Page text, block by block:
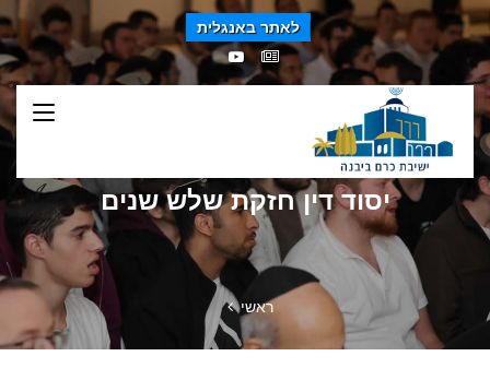
לאתר באנגלית
יסוד דין חזקת שלש שנים
ראשי